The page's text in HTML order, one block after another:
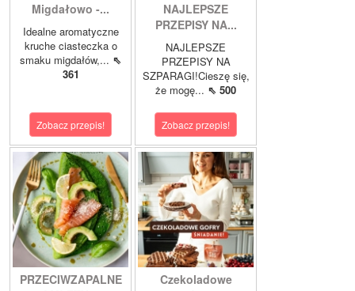
Migdałowo -...
Idealne aromatyczne
kruche ciasteczka o
smaku migdałów,... ⇖
361
Zobacz przepis!
NAJLEPSZE
PRZEPISY NA...
NAJLEPSZE
PRZEPISY NA
SZPARAGI!Cieszę się,
że mogę... ⇖ 500
Zobacz przepis!
PRZECIWZAPALNE
Czekoladowe